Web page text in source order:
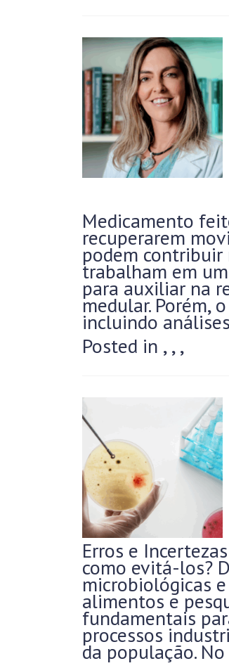
Medicamento
recuperarem
podem contribuir
trabalham em
para auxiliar na
medular. Porém,
incluindo
Posted in ,,,
Erros e
como evitá-los?
microbiológicas
alimentos e
fundamentais
processos
da população.